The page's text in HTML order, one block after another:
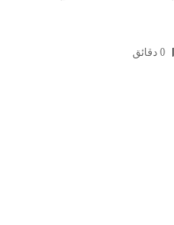
0 ‫دقائق‬